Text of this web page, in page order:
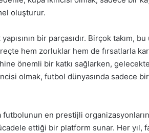
oluşturur.
bir parçasıdır. Birçok takım, bu
hem zorluklar hem de fırsatlarla
önemli bir katkı sağlarken,
olmak, futbol dünyasında sadece
futbolunun en prestijli
ettiği bir platform sunar. Her yıl,